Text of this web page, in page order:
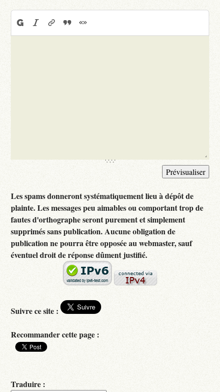
Les spams donneront systématiquement lieu à dépôt de
plainte. Les messages peu aimables ou comportant trop de
fautes d'orthographe seront purement et simplement
supprimés sans publication. Aucune obligation de
publication ne pourra être opposée au webmaster, sauf
éventuel droit de réponse dûment justifié.
Suivre ce site :
Recommander cette page :
Traduire :